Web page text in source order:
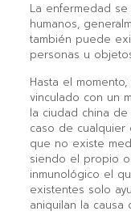
La enfermedad
humanos,
también puede
personas u
Hasta el
vinculado con un
la ciudad china de
caso de cualquier
que no existe
siendo el propio
inmunológico el
existentes solo
aniquilan la causa